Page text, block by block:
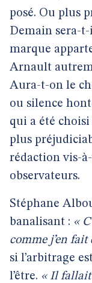
posé. Ou plus
Demain sera-
marque
Arnault
Aura-t-on le
ou silence
qui a été
plus
rédaction vis-
observateurs.
Stéphane
banalisant : «
comme j’en fait
si l’arbitrage
l’être. « Il fallait